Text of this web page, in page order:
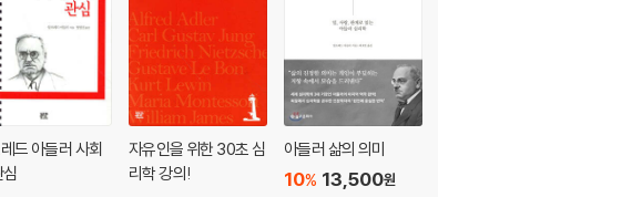
드 아들러 사회
심
자유인을 위한 30초 심
리학 강의!
아들러 삶의 의미
13,500원
10%